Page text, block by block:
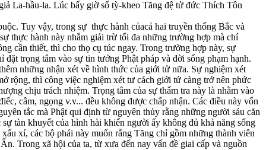
La-hầu-la. Lúc bấy giờ số tỳ-kheo Tăng đệ tử đức Thích Tôn
Tuy vậy, trong sự thực hành củacả hai truyền thống Bắc và
thực hành này nhắm giải trừ tối đa những trường hợp mà chí
cần thiết, thì cho thọ cụ túc ngay. Trong trường hợp này, sự
trọng tâm vào sự tin tưởng Phật pháp và đời sống phạm hạnh.
những nhận xét về hình thức của giới tử nữa. Sự nghiệm xét
rộng, thì công việc nghiệm xét tư cách giới tử càng trở nên phức
chịu trách nhiệm. Trọng tâm của sự thẩm tra này là nhằm vào
câm, ngọng v.v... đều không được chấp nhận. Các điều này vốn
tắc mà Phật qui định từ nguyên thủy rằng những người sáu căn
tàn khuyết của hình hài khiến người ấy không đủ khả năng sống
xí, các bộ phái này muốn rằng Tăng chỉ gồm những thành viên
Trong xã hội của ta, từ xưa đến nay vấn đề giai cấp và nguồn